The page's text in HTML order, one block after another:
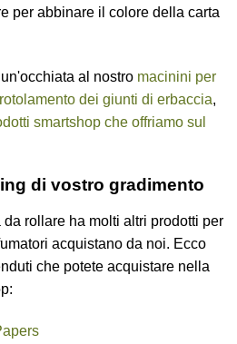
per abbinare il colore della carta
al nostro macinini per
dei giunti di erbaccia,
smartshop che offriamo sul
di vostro gradimento
da rollare ha molti altri prodotti per
acquistano da noi. Ecco
che potete acquistare nella